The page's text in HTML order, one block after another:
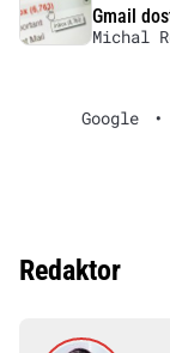
Gmail
Michal
Google •
Redaktor